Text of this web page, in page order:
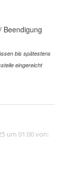
Beendigung
bis spätestens
eingereicht
um 01:00 von: